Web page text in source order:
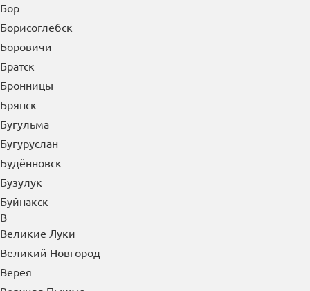
Бор
Борисоглебск
Боровичи
Братск
Бронницы
Брянск
Бугульма
Бугуруслан
Будённовск
Бузулук
Буйнакск
В
Великие Луки
Великий Новгород
Верея